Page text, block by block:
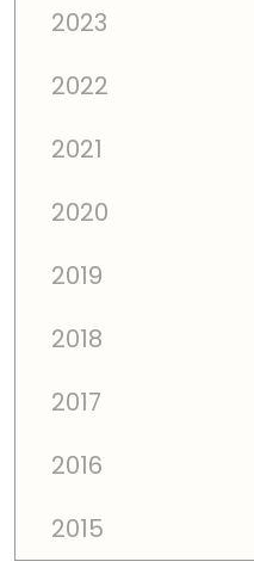
2023
2022
2021
2020
2019
2018
2017
2016
2015